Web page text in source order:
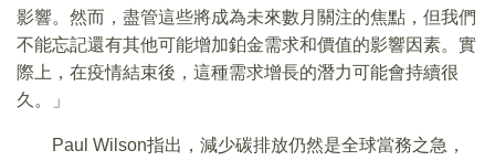
影響。然而，盡管這些將成為未來數月關注的焦點，但我們
不能忘記還有其他可能增加鉑金需求和價值的影響因素。實
際上，在疫情結束後，這種需求增長的潛力可能會持續很
久。」
Paul Wilson指出，減少碳排放仍然是全球當務之急，